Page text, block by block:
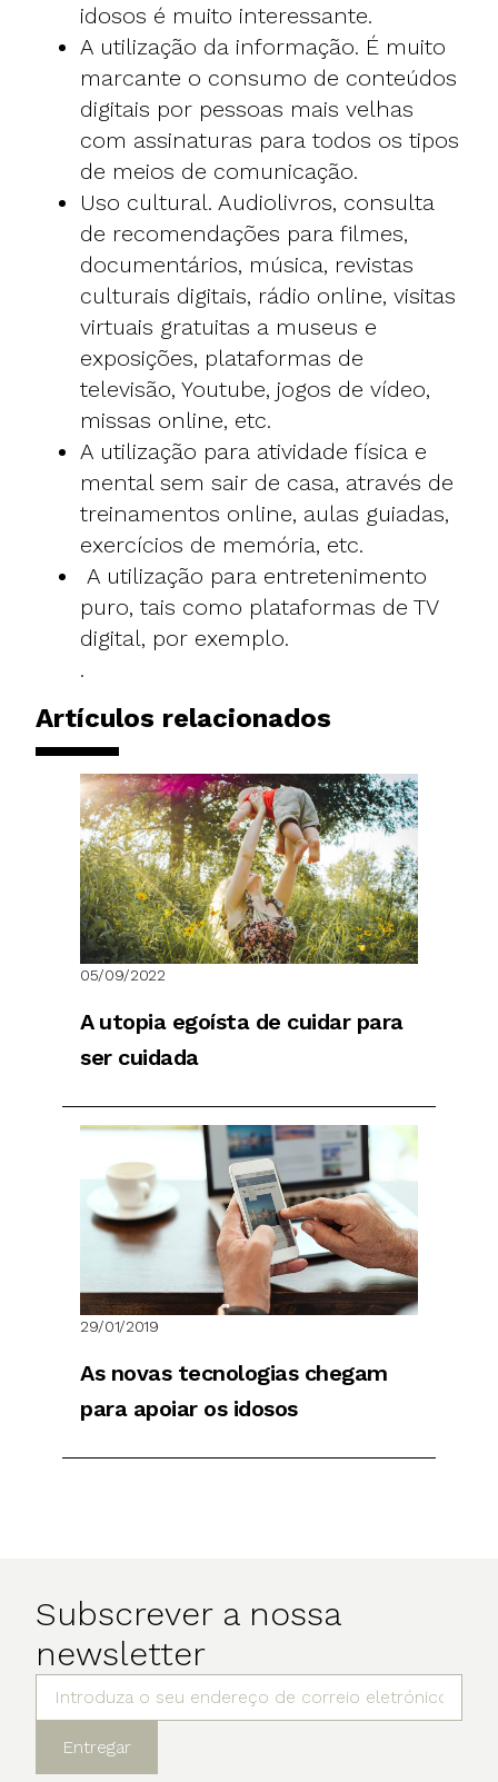
idosos é muito interessante.
A utilização da informação. É muito
marcante o consumo de conteúdos
digitais por pessoas mais velhas
com assinaturas para todos os tipos
de meios de comunicação.
Uso cultural. Audiolivros, consulta
de recomendações para filmes,
documentários, música, revistas
culturais digitais, rádio online, visitas
virtuais gratuitas a museus e
exposições, plataformas de
televisão, Youtube, jogos de vídeo,
missas online, etc.
A utilização para atividade física e
mental sem sair de casa, através de
treinamentos online, aulas guiadas,
exercícios de memória, etc.
A utilização para entretenimento
puro, tais como plataformas de TV
digital, por exemplo.
.
Artículos relacionados
05/09/2022
A utopia egoísta de cuidar para
ser cuidada
29/01/2019
As novas tecnologias chegam
para apoiar os idosos
Subscrever a nossa
newsletter
Entregar